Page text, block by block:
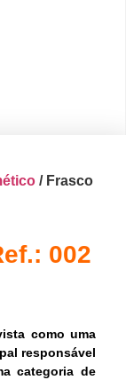
/ Frasco
002
como uma
responsável
categoria de